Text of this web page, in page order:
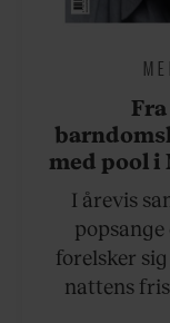
med pool i
skal du
I årevis
forelsker
nattens